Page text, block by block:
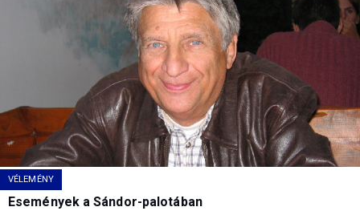
VÉLEMÉNY
Események a Sándor-palotában